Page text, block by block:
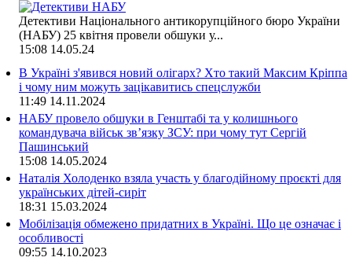
Детективи Національного антикорупційного бюро України
(НАБУ) 25 квітня провели обшуки у...
15:08 14.05.24
В Україні з'явився новий олігарх? Хто такий Максим Кріппа
і чому ним можуть зацікавитись спецслужби
11:49 14.11.2024
НАБУ провело обшуки в Генштабі та у колишнього
командувача військ зв’язку ЗСУ: при чому тут Сергій
Пашинський
15:08 14.05.2024
Наталія Холоденко взяла участь у благодійному проєкті для
українських дітей-сиріт
18:31 15.03.2024
Мобілізація обмежено придатних в Україні. Що це означає і
особливості
09:55 14.10.2023